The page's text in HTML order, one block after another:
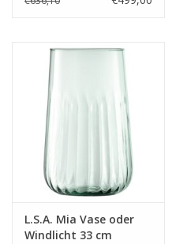
L.S.A. Mia Vase oder
Windlicht 33 cm